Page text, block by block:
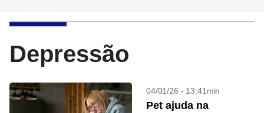
Depressão
04/01/26 - 13:41min
Pet ajuda na